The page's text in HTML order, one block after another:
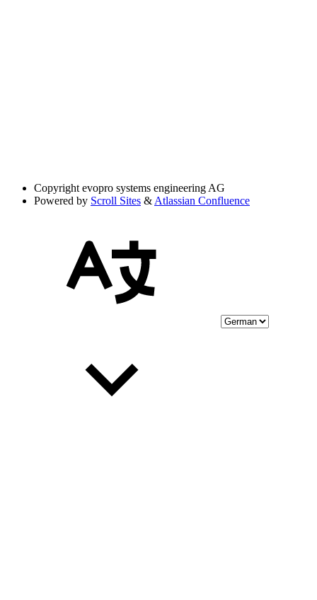
Copyright evopro systems engineering AG
Powered by Scroll Sites & Atlassian Confluence